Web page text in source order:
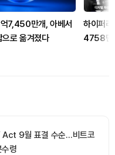
7,450만개, 아베서
으로 옮겨졌다
하이퍼
4758만
Act 9월 표결 수순…비트코
수령